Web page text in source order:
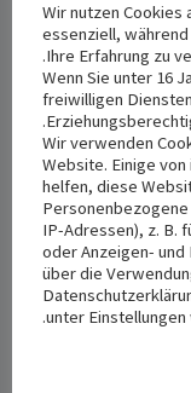
Hermann-Geib-
Regensburg, 93053
+
Wir nutzen Cookies
essenziell,
Ihre Erfahrung zu
Wenn Sie unter 16
freiwilligen
Wir verwenden
Website. Einige
helfen, diese
IP-Adressen), z. B.
oder Anzeigen-
über die
unter